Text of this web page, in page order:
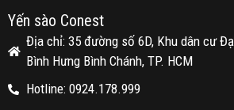
Yến sào Conest
Địa chỉ: 35 đường số 6D, Khu dân cư
Bình Hưng Bình Chánh, TP. HCM
Hotline: 0924.178.999